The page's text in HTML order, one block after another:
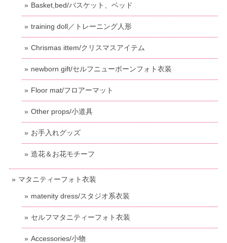
Basket,bed/バスケット、ベッド
training doll／トレーニング人形
Chrismas ittem/クリスマスアイテム
newborn gift/セルフニューボーンフォト衣装
Floor mat/フロアーマット
Other props/小道具
お手入れグッズ
造花＆お花モチーフ
マタニティーフォト衣装
matenity dress/スタジオ系衣装
セルフマタニティーフォト衣装
Accessories/小物